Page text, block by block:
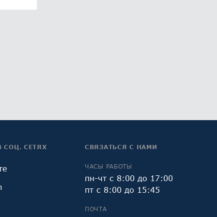
СОЦ. СЕТЯХ СВЯЗАТЬСЯ С НАМИ
ЧАСЫ РАБОТЫ
пн-чт с 8:00 до 17:00
пт с 8:00 до 15:45
ПОЧТА